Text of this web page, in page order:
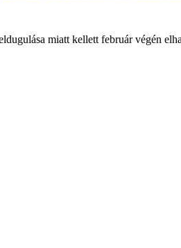
miatt kellett február végén